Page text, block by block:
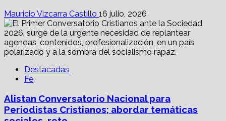
Mauricio Vizcarra Castillo 16 julio, 2026
Destacadas
Fe
Alistan Conversatorio Nacional para
Periodistas Cristianos; abordar temáticas